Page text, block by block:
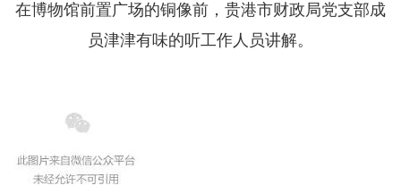
在博物馆前置广场的铜像前，贵港市财政局党支部成
员津津有味的听工作人员讲解。